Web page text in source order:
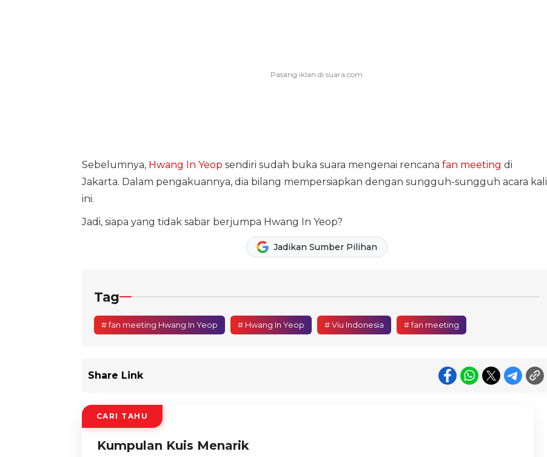
Sebelumnya, Hwang In Yeop sendiri sudah buka suara mengenai rencana fan meeting di
Jakarta. Dalam pengakuannya, dia bilang mempersiapkan dengan sungguh-sungguh acara kali
ini.
Jadi, siapa yang tidak sabar berjumpa Hwang In Yeop?
Jadikan Sumber Pilihan
Tag
# fan meeting Hwang In Yeop # Hwang In Yeop # Viu Indonesia # fan meeting
Share Link
CARI TAHU
Kumpulan Kuis Menarik